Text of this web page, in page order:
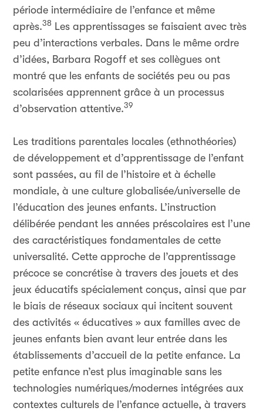
période intermédiaire de l’enfance et même
après.38 Les apprentissages se faisaient avec très
peu d’interactions verbales. Dans le même ordre
d’idées, Barbara Rogoff et ses collègues ont
montré que les enfants de sociétés peu ou pas
scolarisées apprennent grâce à un processus
d’observation attentive.39
Les traditions parentales locales (ethnothéories)
de développement et d’apprentissage de l’enfant
sont passées, au fil de l’histoire et à échelle
mondiale, à une culture globalisée/universelle de
l’éducation des jeunes enfants. L’instruction
délibérée pendant les années préscolaires est l’une
des caractéristiques fondamentales de cette
universalité. Cette approche de l’apprentissage
précoce se concrétise à travers des jouets et des
jeux éducatifs spécialement conçus, ainsi que par
le biais de réseaux sociaux qui incitent souvent
des activités « éducatives » aux familles avec de
jeunes enfants bien avant leur entrée dans les
établissements d’accueil de la petite enfance. La
petite enfance n’est plus imaginable sans les
technologies numériques/modernes intégrées aux
contextes culturels de l’enfance actuelle, à travers